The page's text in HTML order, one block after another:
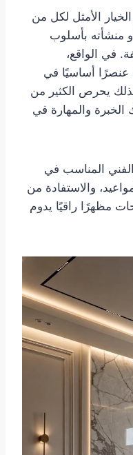
الخيار الأمثل لكل من
منشأته بأسلوب
في الواقع،
عنصرًا أساسيًا في
يحرص الكثير من
الخبرة والمهارة في
الفني المناسب في
والاستفادة من
مظهرًا راقيًا يدوم